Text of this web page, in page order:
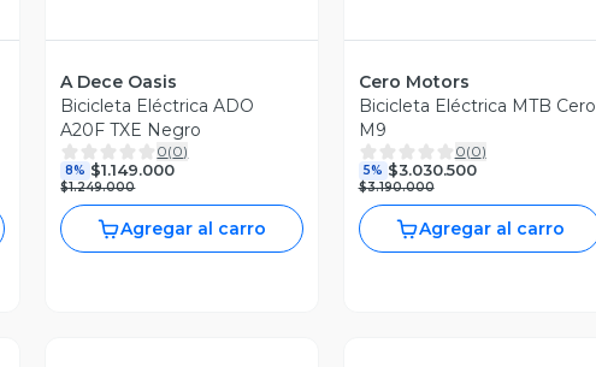
A Dece Oasis
Bicicleta Eléctrica ADO
A20F TXE Negro
0(0)
8% $1.149.000
$1.249.000
Agregar al carro
Cero Motors
Bicicleta Eléctrica MTB Cero
M9
0(0)
5% $3.030.500
$3.190.000
Agregar al carro